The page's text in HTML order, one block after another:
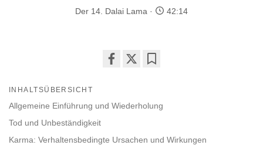
Der 14. Dalai Lama 42:14
facebook
INHALTSÜBERSICHT
Allgemeine Einführung und Wiederholung
Tod und Unbeständigkeit
Karma: Verhaltensbedingte Ursachen und Wirkungen